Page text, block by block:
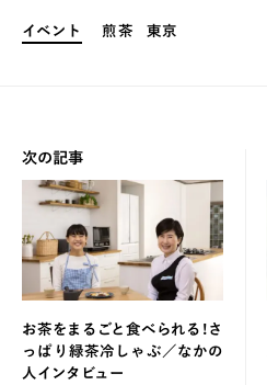
イベント 煎茶 東京
次の記事
お茶をまるごと食べられる！さ
っぱり緑茶冷しゃぶ／なかの
人インタビュー